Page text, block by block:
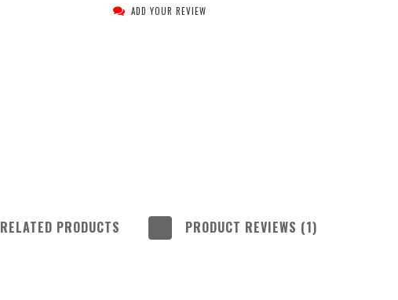
ADD YOUR REVIEW
RELATED PRODUCTS PRODUCT REVIEWS (1)